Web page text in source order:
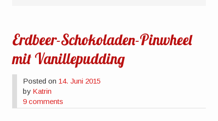
Erdbeer-Schokoladen-Pinwheel
mit Vanillepudding
Posted on 14. Juni 2015
by Katrin
9 comments